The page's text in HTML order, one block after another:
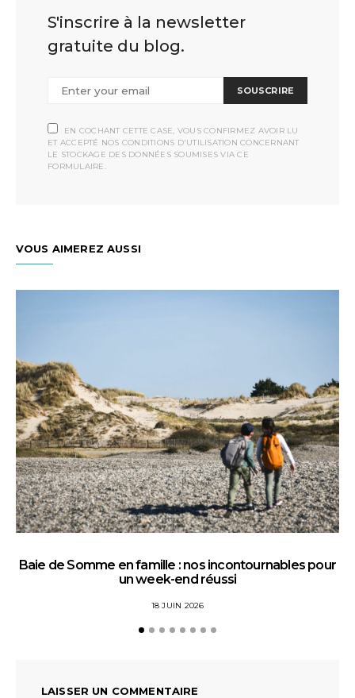
S'inscrire à la newsletter
gratuite du blog.
SOUSCRIRE
EN COCHANT CETTE CASE, VOUS CONFIRMEZ AVOIR LU
ET ACCEPTÉ NOS CONDITIONS D'UTILISATION CONCERNANT
LE STOCKAGE DES DONNÉES SOUMISES VIA CE
FORMULAIRE.
VOUS AIMEREZ AUSSI
Baie de Somme en famille : nos incontournables pour
un week-end réussi
18 JUIN 2026
LAISSER UN COMMENTAIRE